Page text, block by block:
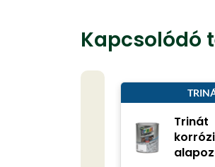
Kapcsolódó
Trinát